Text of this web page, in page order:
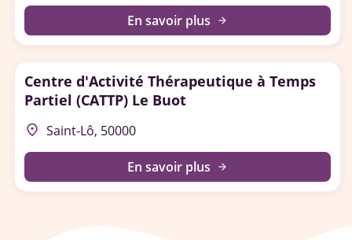
En savoir plus arrow_forward
Centre d'Activité Thérapeutique à Temps
Partiel (CATTP) Le Buot
place Saint-Lô, 50000
En savoir plus arrow_forward